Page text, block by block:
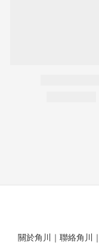
關於角川 ｜ 聯絡角川 ｜